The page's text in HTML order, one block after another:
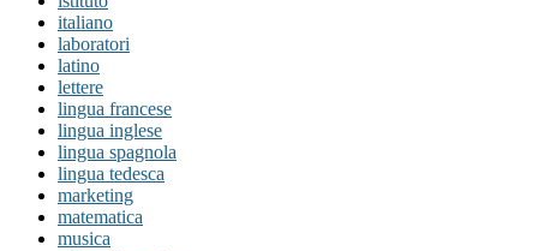
italiano
laboratori
latino
lettere
lingua francese
lingua inglese
lingua spagnola
lingua tedesca
marketing
matematica
musica